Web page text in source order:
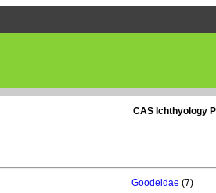
CAS Ichthyology
Goodeidae (7)